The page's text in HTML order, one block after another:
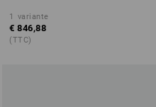
1 variante
€ 846,88
(TTC)